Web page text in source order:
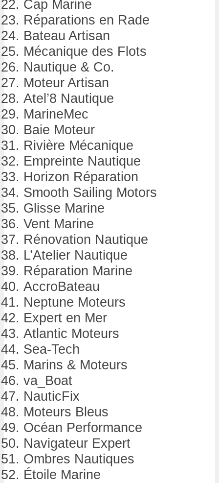
Cap Marine
Réparations en Rade
Bateau Artisan
Mécanique des Flots
Nautique & Co.
Moteur Artisan
Atel’8 Nautique
MarineMec
Baie Moteur
Rivière Mécanique
Empreinte Nautique
Horizon Réparation
Smooth Sailing Motors
Glisse Marine
Vent Marine
Rénovation Nautique
L’Atelier Nautique
Réparation Marine
AccroBateau
Neptune Moteurs
Expert en Mer
Atlantic Moteurs
Sea-Tech
Marins & Moteurs
va_Boat
NauticFix
Moteurs Bleus
Océan Performance
Navigateur Expert
Ombres Nautiques
Étoile Marine